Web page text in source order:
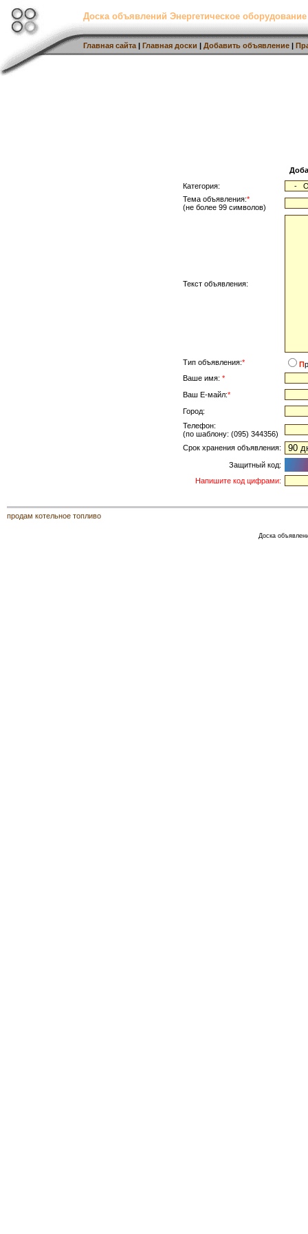
Доска объявлений Энергетическое
Главная сайта | Главная доски | Добавить объявление |
Категория:
Тема объявления:*
(не более 99 символов)
Текст объявления:
Тип объявления:* П
Ваше имя: *
Ваш Е-майл:*
Город:
Телефон:
(по шаблону: (095) 344356)
Срок хранения объявления:
Защитный код:
Напишите код цифрами:
продам котельное топливо
Доска